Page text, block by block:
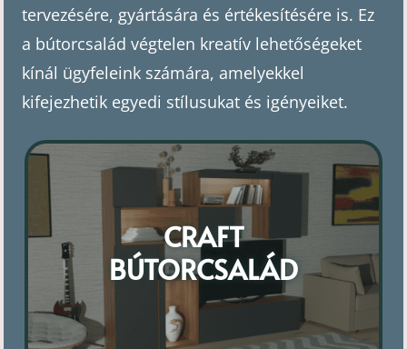
tervezésére, gyártására és értékesítésére is. Ez
a bútorcsalád végtelen kreatív lehetőségeket
kínál ügyfeleink számára, amelyekkel
kifejezhetik egyedi stílusukat és igényeiket.
CRAFT
BÚTORCSALÁD